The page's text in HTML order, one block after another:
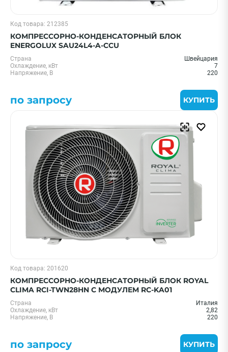
Код товара: 212385
КОМПРЕССОРНО-КОНДЕНСАТОРНЫЙ БЛОК
ENERGOLUX SAU24L4-A-CCU
Страна
Швейцария
Охлаждение, кВт
7
Напряжение, В
220
по запросу КУПИТЬ
Код товара: 201620
КОМПРЕССОРНО-КОНДЕНСАТОРНЫЙ БЛОК ROYAL
CLIMA RCI-TWN28HN С МОДУЛЕМ RC-KA01
Страна
Италия
Охлаждение, кВт
2,82
Напряжение, В
220
по запросу КУПИТЬ